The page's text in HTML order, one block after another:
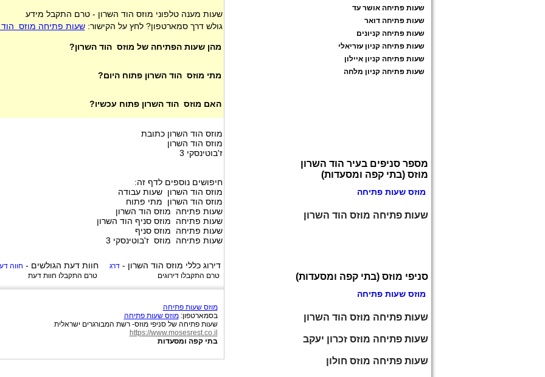
שעות מענה טלפוני מוזס הוד השרון - טרם התקבל מידע
גולש דרך סמארטפון? לחץ על הקישור:שעות פתיחה מוזס הוד
מהן שעות הפתיחה של מוזס הוד השרון?
מתי מוזס הוד השרון פתוח היום?
האם מוזס הוד השרון פתוח עכשיו?
מוזס הוד השרון כתובת
מוזס הוד השרון
ז'בוטינסקי 3
חיפושים נוספים לדף זה:
מוזס הוד השרון שעות עבודה
מוזס הוד השרון מתי פתוח
שעות פתיחה מוזס הוד השרון
שעות פתיחה מוזס סניף הוד השרון
שעות פתיחה מוזס סניף
שעות פתיחה מוזס ז'בוטינסקי 3
חוות דעת הגולשים - חווה
טרם התקבלו חוות דעת
דירוג כללי מוזס הוד השרון -דרג
טרם התקבלו דירוגים
מוזס שעות פתיחה
בסמארטפון:מוזס שעות פתיחה
שעות פתיחה של סניפי מוזס- רשת המבורגרים ישראלית
https://www.mosesrest.co.il
בתי קפה ומסעדות
שעות פתיחה אושר עד
שעות פתיחה דואר
שעות פתיחה קניונים
שעות פתיחה קניון עזריאלי
שעות פתיחה קניון איילון
שעות פתיחה קניון מלחה
מספר סניפים בעיר הוד השרון
מוזס (בתי קפה ומסעדות)
מוזס שעות פתיחה
שעות פתיחה מוזס הוד השרון
סניפי מוזס (בתי קפה ומסעדות)
מוזס שעות פתיחה
שעות פתיחה מוזס הוד השרון
שעות פתיחה מוזס זכרון יעקב
שעות פתיחה מוזס חולון